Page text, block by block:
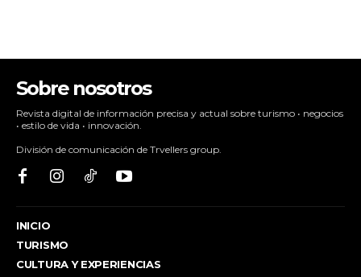
Sobre nosotros
Revista digital de información precisa y actual sobre turismo • negocios
• estilo de vida • innovación.
División de comunicación de Trvellers group.
INICIO
TURISMO
CULTURA Y EXPERIENCIAS